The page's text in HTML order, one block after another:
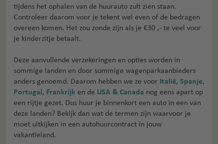
tijdens het ophalen van de huurauto zult zien staan.
Controleer daarom voor je tekent wel even of de bedragen
overeen komen. Het zou zonde zijn als je €30 ,- te veel voor
je kinderzitje betaalt.
Deze aanvullende verzekeringen en opties worden in
sommige landen en door sommige wagenparkaanbieders
anders genoemd. Daarom hebben we ze voor Italië, Spanje,
Portugal , Frankrijk en de USA & Canada nog eens apart op
een rijtje gezet. Dus huur je binnenkort een auto in een van
deze landen? Bekijk dan wat de termen zijn waarvoor je
moet uitkijken in een autohuurcontract in jouw
vakantieland.